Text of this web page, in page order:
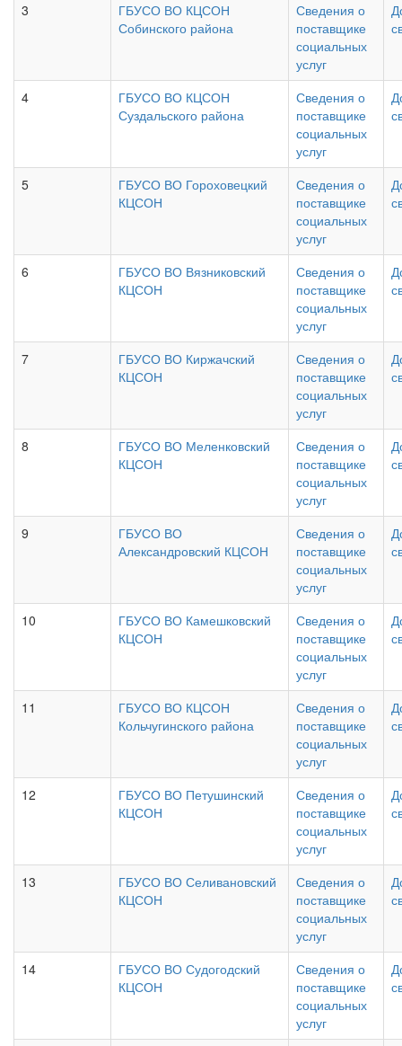
3
ГБУСО ВО КЦСОН
Собинского района
Сведения о
поставщике
социальных
услуг
4
ГБУСО ВО КЦСОН
Суздальского района
Сведения о
поставщике
социальных
услуг
5
ГБУСО ВО Гороховецкий
КЦСОН
Сведения о
поставщике
социальных
услуг
6
ГБУСО ВО Вязниковский
КЦСОН
Сведения о
поставщике
социальных
услуг
7
ГБУСО ВО Киржачский
КЦСОН
Сведения о
поставщике
социальных
услуг
8
ГБУСО ВО Меленковский
КЦСОН
Сведения о
поставщике
социальных
услуг
9
ГБУСО ВО
Александровский КЦСОН
Сведения о
поставщике
социальных
услуг
10
ГБУСО ВО Камешковский
КЦСОН
Сведения о
поставщике
социальных
услуг
11
ГБУСО ВО КЦСОН
Кольчугинского района
Сведения о
поставщике
социальных
услуг
12
ГБУСО ВО Петушинский
КЦСОН
Сведения о
поставщике
социальных
услуг
13
ГБУСО ВО Селивановский
КЦСОН
Сведения о
поставщике
социальных
услуг
14
ГБУСО ВО Судогодский
КЦСОН
Сведения о
поставщике
социальных
услуг